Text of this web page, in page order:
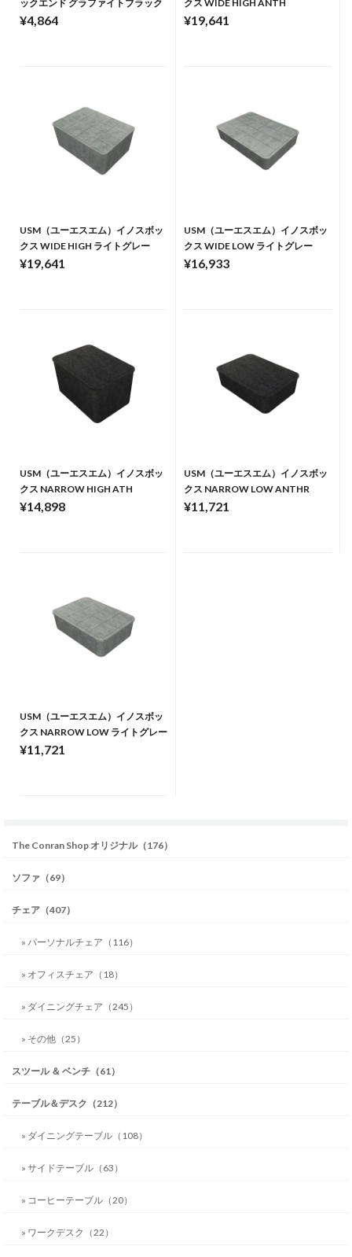
ックエンド グラファイトブラック
¥4,864
クス WIDE HIGH ANTH
¥19,641
USM（ユーエスエム）イノスボッ
クス WIDE HIGH ライトグレー
¥19,641
USM（ユーエスエム）イノスボッ
クス WIDE LOW ライトグレー
¥16,933
USM（ユーエスエム）イノスボッ
クス NARROW HIGH ATH
¥14,898
USM（ユーエスエム）イノスボッ
クス NARROW LOW ANTHR
¥11,721
USM（ユーエスエム）イノスボッ
クス NARROW LOW ライトグレー
¥11,721
The Conran Shop オリジナル（176）
ソファ（69）
チェア（407）
» パーソナルチェア（116）
» オフィスチェア（18）
» ダイニングチェア（245）
» その他（25）
スツール ＆ ベンチ（61）
テーブル＆デスク（212）
» ダイニングテーブル（108）
» サイドテーブル（63）
» コーヒーテーブル（20）
» ワークデスク（22）